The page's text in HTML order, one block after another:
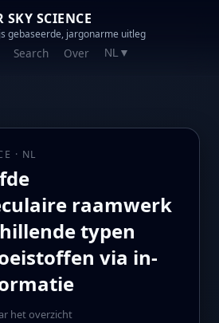
SKY SCIENCE
gebaseerde, jargonarme uitleg
Search Over NL ▼
· NL
raamwerk
typen
via in-
het overzicht